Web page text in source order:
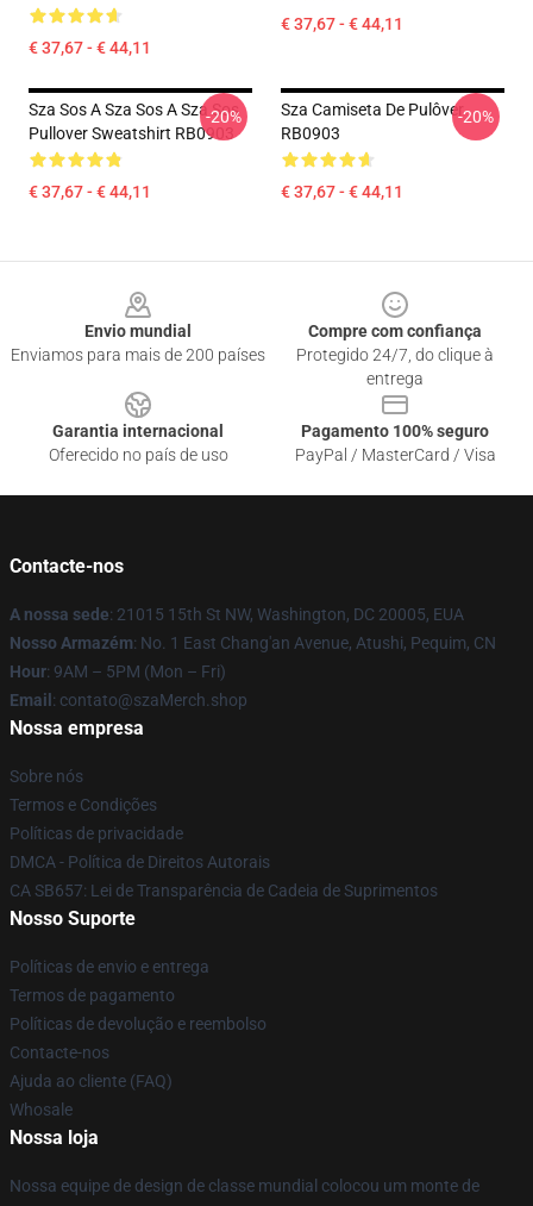
€ 37,67 - € 44,11
€ 37,67 - € 44,11
Sza Sos A Sza Sos A Sza Sos
Pullover Sweatshirt RB0903
€ 37,67 - € 44,11
-20%
Sza Camiseta De Pulôver
RB0903
€ 37,67 - € 44,11
-20%
Envio mundial
Enviamos para mais de 200 países
Compre com confiança
Protegido 24/7, do clique à
entrega
Garantia internacional
Oferecido no país de uso
Pagamento 100% seguro
PayPal / MasterCard / Visa
Contacte-nos
A nossa sede: 21015 15th St NW, Washington, DC 20005, EUA
Nosso Armazém: No. 1 East Chang'an Avenue, Atushi, Pequim, CN
Hour: 9AM – 5PM (Mon – Fri)
Email : contato@szaMerch.shop
Nossa empresa
Sobre nós
Termos e Condições
Políticas de privacidade
DMCA - Política de Direitos Autorais
CA SB657: Lei de Transparência de Cadeia de Suprimentos
Nosso Suporte
Políticas de envio e entrega
Termos de pagamento
Políticas de devolução e reembolso
Contacte-nos
Ajuda ao cliente (FAQ)
Whosale
Nossa loja
Nossa equipe de design de classe mundial colocou um monte de